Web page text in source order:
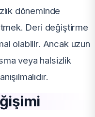
döneminde
Deri değiştirme
olabilir. Ancak uzun
veya halsizlik